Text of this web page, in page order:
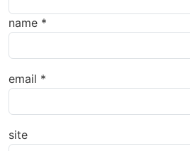
name *
email *
site